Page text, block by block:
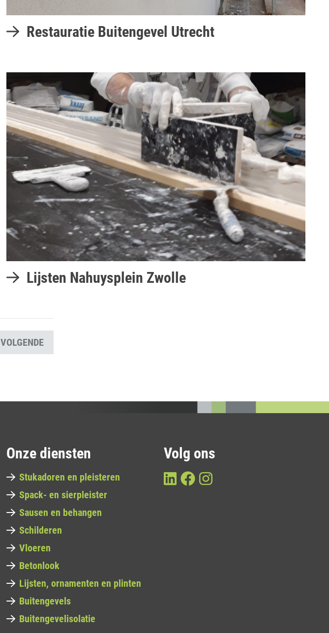
Restauratie Buitengevel Utrecht
Lijsten Nahuysplein Zwolle
VOLGENDE
Onze diensten
Stukadoren en pleisteren
Spack- en sierpleister
Sausen en behangen
Schilderen
Vloeren
Betonlook
Lijsten, ornamenten en plinten
Buitengevels
Buitengevelisolatie
Volg ons